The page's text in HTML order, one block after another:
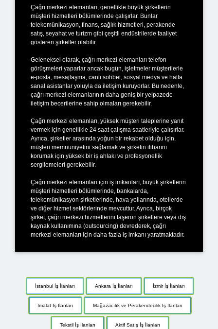
Çağrı merkezi elemanları, genellikle büyük şirketlerin
müşteri hizmetleri bölümlerinde çalışırlar. Bunlar
telekomünikasyon, finans, sağlık hizmetleri, perakende
satış, seyahat ve turizm gibi çeşitli endüstrilerde faaliyet
gösteren şirketler olabilir.
Geleneksel olarak, çağrı merkezi elemanları telefon
görüşmeleri yaparlar ancak bugün, işletmeler müşterilerle
e-posta, mesajlaşma, canlı sohbet, sosyal medya ve hatta
sanal asistanlar yoluyla da iletişim kuruyorlar. Bu nedenle,
çağrı merkezi elemanlarının daha geniş bir yelpazede
iletişim becerilerine sahip olmaları gerekebilir.
Çağrı merkezi elemanları, yüksek müşteri taleplerine yanıt
vermek için genellikle 24 saat çalışma saatleriyle çalışırlar.
Ayrıca, şirketler arasında yoğun bir rekabet olduğu için,
müşteri memnuniyetini sağlamak ve şirketin itibarını
korumak için yüksek bir iş ahlakı ve profesyonellik
sergilemeleri gerekebilir.
Çağrı merkezi elemanları için iş imkanları, büyük şirketlerin
müşteri hizmetleri bölümlerinde, bankalarda,
telekomünikasyon şirketlerinde, hava yollarında, otellerde
ve diğer hizmet sektörlerinde mevcuttur. Ayrıca, birçok
şirket, çağrı merkezi hizmetlerini taşeron şirketlere veya dış
kaynak kullanımına (outsourcing) devrederek, çağrı
merkezi elemanları için daha fazla iş imkanı yaratmaktadır.
İstanbul İş İlanları Ankara İş İlanları İzmir İş İlanları
İmalat İş İlanları Mağazacılık ve Perakendecilik İş İlanları
Tekstil İş İlanları Aktif Satış İş İlanları